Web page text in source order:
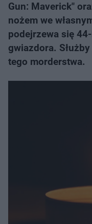
Gun: Maverick"
nożem we
podejrzewa się
gwiazdora.
tego morderstwa.